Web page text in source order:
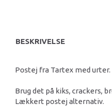
BESKRIVELSE
Postej fra Tartex med urter.
Brug det på kiks, crackers,
Lækkert postej alternativ.